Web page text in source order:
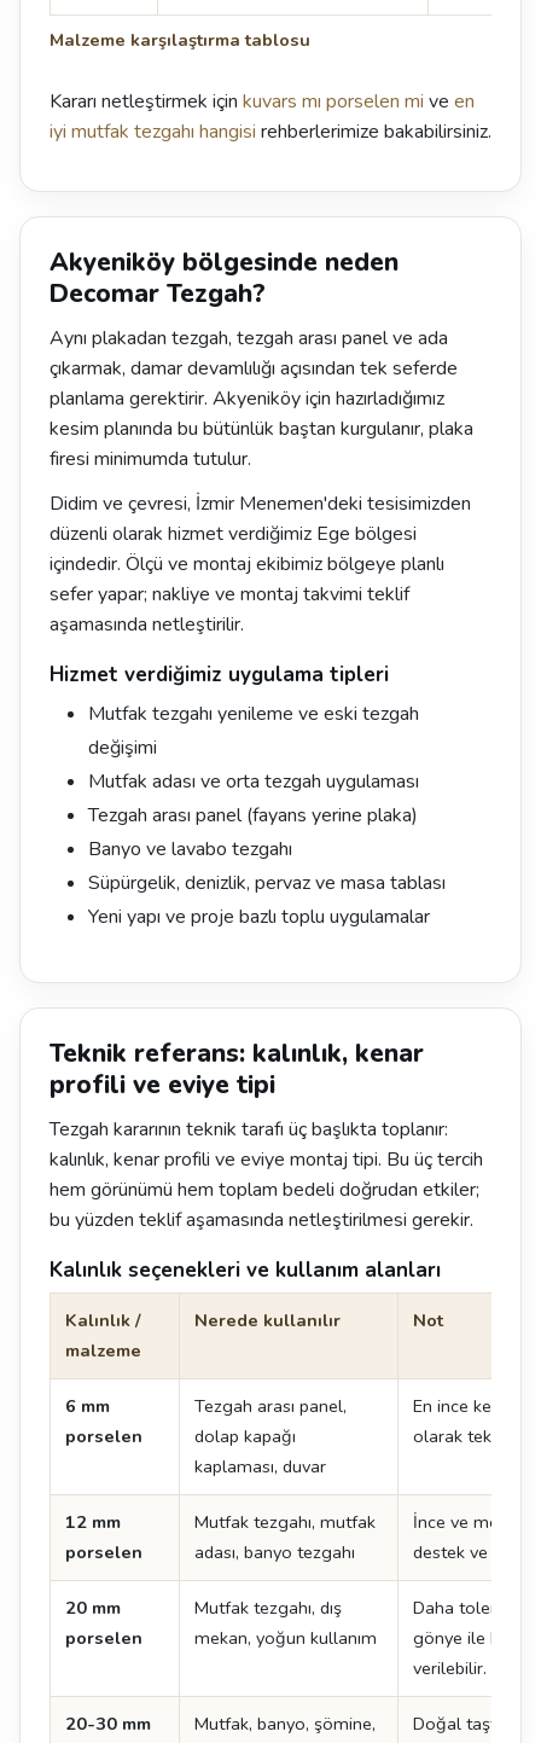
Malzeme karşılaştırma tablosu
Kararı netleştirmek için kuvars mı porselen mi ve en
iyi mutfak tezgahı hangisi rehberlerimize bakabilirsiniz.
Akyeniköy bölgesinde neden
Decomar Tezgah?
Aynı plakadan tezgah, tezgah arası panel ve ada
çıkarmak, damar devamlılığı açısından tek seferde
planlama gerektirir. Akyeniköy için hazırladığımız
kesim planında bu bütünlük baştan kurgulanır, plaka
firesi minimumda tutulur.
Didim ve çevresi, İzmir Menemen'deki tesisimizden
düzenli olarak hizmet verdiğimiz Ege bölgesi
içindedir. Ölçü ve montaj ekibimiz bölgeye planlı
sefer yapar; nakliye ve montaj takvimi teklif
aşamasında netleştirilir.
Hizmet verdiğimiz uygulama tipleri
Mutfak tezgahı yenileme ve eski tezgah
değişimi
Mutfak adası ve orta tezgah uygulaması
Tezgah arası panel (fayans yerine plaka)
Banyo ve lavabo tezgahı
Süpürgelik, denizlik, pervaz ve masa tablası
Yeni yapı ve proje bazlı toplu uygulamalar
Teknik referans: kalınlık, kenar
profili ve eviye tipi
Tezgah kararının teknik tarafı üç başlıkta toplanır:
kalınlık, kenar profili ve eviye montaj tipi. Bu üç tercih
hem görünümü hem toplam bedeli doğrudan etkiler;
bu yüzden teklif aşamasında netleştirilmesi gerekir.
Kalınlık seçenekleri ve kullanım alanları
Kalınlık /
malzeme
Nerede kullanılır Not
6 mm
porselen
Tezgah arası panel,
dolap kapağı
kaplaması, duvar
En ince kesit.
olarak tek
12 mm
porselen
Mutfak tezgahı, mutfak
adası, banyo tezgahı
İnce ve
destek ve
20 mm
porselen
Mutfak tezgahı, dış
mekan, yoğun kullanım
Daha toleranslı
gönye ile kalın
verilebilir.
20-30 mm
Mutfak, banyo, şömine,
Doğal taşta